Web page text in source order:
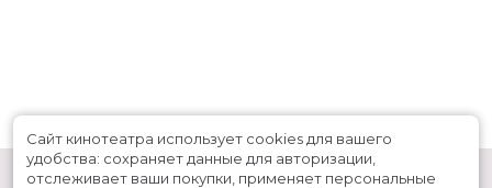
Сайт кинотеатра использует cookies для вашего
удобства: сохраняет данные для авторизации,
отслеживает ваши покупки, применяет персональные